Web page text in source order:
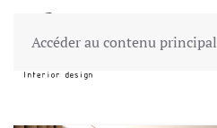
Accéder au contenu principal